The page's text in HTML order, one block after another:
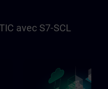
avec S7-SCL